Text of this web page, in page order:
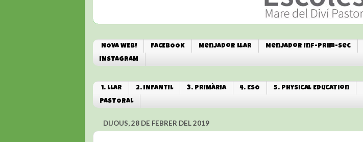
NOVA WEB! FACEBOOK Menjador Llar Menjador Inf-Prim-Sec
INSTAGRAM
1. LLAR 2. INFANTIL 3. PRIMÀRIA 4. ESO 5. Physical Education
PASTORAL
DIJOUS, 28 DE FEBRER DEL 2019